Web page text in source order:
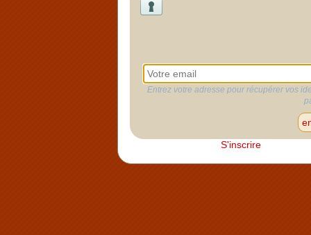
Entrez votre adresse pour récupérer vos
S'inscrire